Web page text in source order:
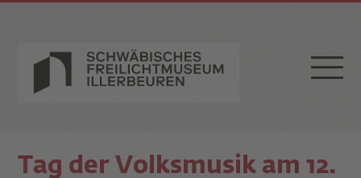
Tag der Volksmusik am 12.